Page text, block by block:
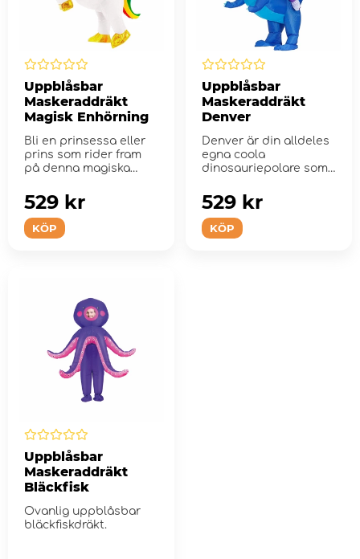
Uppblåsbar
Maskeraddräkt
Magisk Enhörning
Bli en prinsessa eller
prins som rider fram
på denna magiska
KÖP
529 kr
Uppblåsbar
Maskeraddräkt
Denver
Denver är din alldeles
egna coola
dinosauriepolare som
d...
KÖP
529 kr
Uppblåsbar
Maskeraddräkt
Bläckfisk
Ovanlig uppblåsbar
bläckfiskdräkt.